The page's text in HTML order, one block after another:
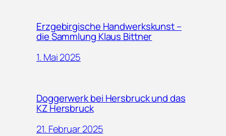
Erzgebirgische Handwerkskunst –
die Sammlung Klaus Bittner
1. Mai 2025
Doggerwerk bei Hersbruck und das
KZ Hersbruck
21. Februar 2025